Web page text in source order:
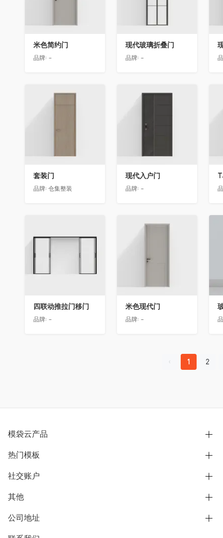
米色简约门
品牌: -
现代玻璃折叠门
品牌: -
收藏
套装门
品牌: 仓集整装
收藏
现代入户门
品牌: -
四联动推拉门移门
品牌: -
收藏
米色现代门
品牌: -
1 2
模袋云产品
别墅设计营销
模型协同展示分享
别墅社区
热门模板
欧式别墅
中式别墅
社交账户
B站
抖音
微信公众号
其他
用户服务协议
隐私政策
公司地址